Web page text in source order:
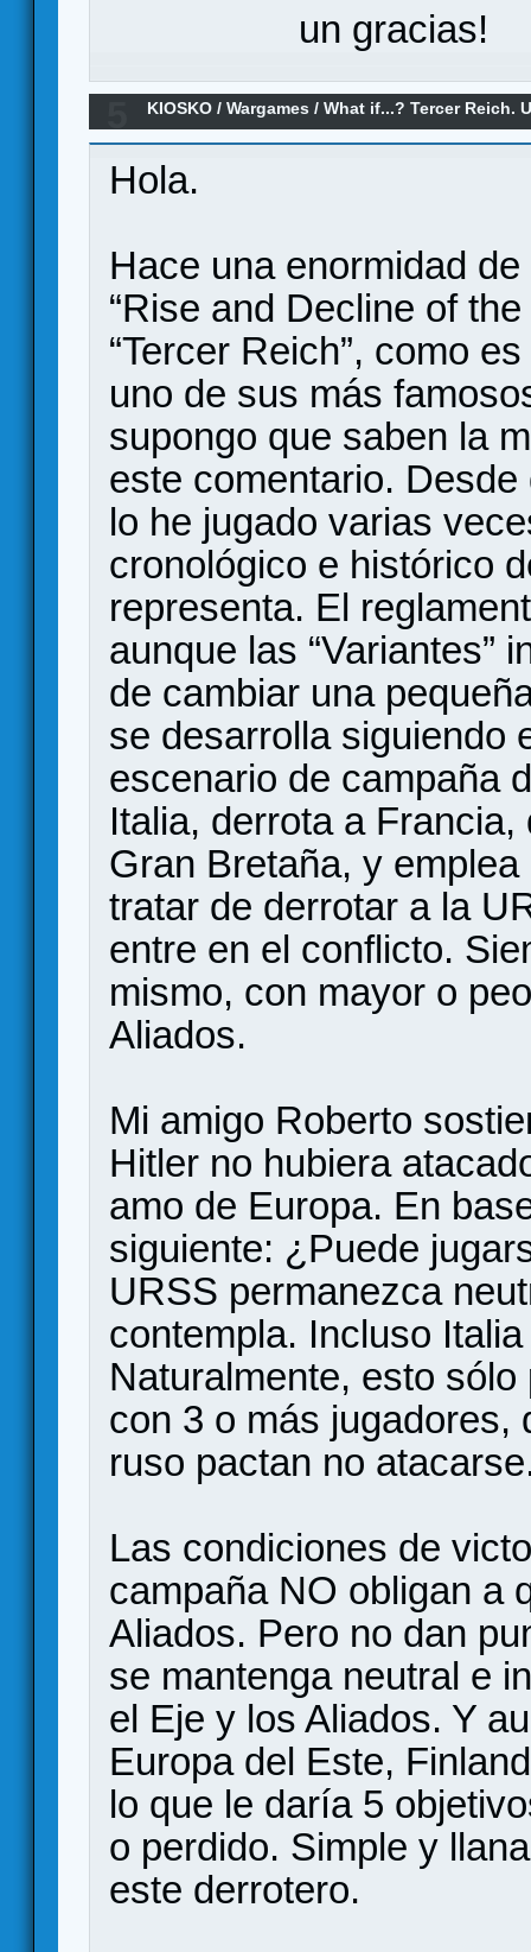
un gracias!
KIOSKO /Wargames /What if...? Tercer Reich.
Hola.
Hace una enormidad
“Rise and Decline of
“Tercer Reich”, como
uno de sus más
supongo que saben la
este comentario.
lo he jugado varias
cronológico e histórico
representa. El
aunque las “Variantes”
de cambiar una
se desarrolla siguiendo
escenario de campaña
Italia, derrota a
Gran Bretaña, y
tratar de derrotar a la
entre en el conflicto.
mismo, con mayor o
Aliados.
Mi amigo Roberto
Hitler no hubiera
amo de Europa. En
siguiente: ¿Puede
URSS permanezca
contempla. Incluso
Naturalmente, esto
con 3 o más jugadores,
ruso pactan no
Las condiciones de
campaña NO obligan a
Aliados. Pero no dan
se mantenga neutral e
el Eje y los Aliados. Y
Europa del Este,
lo que le daría 5
o perdido. Simple y
este derrotero.